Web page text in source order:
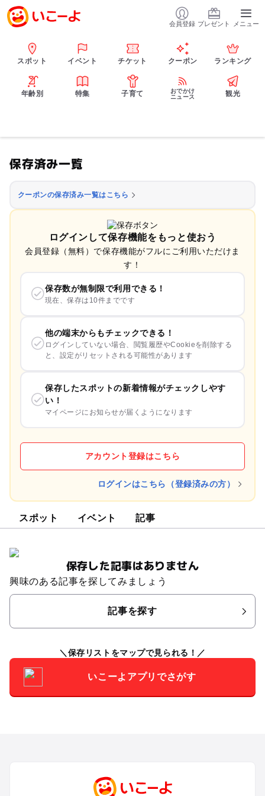
会員登録 プレゼント メニュー
スポット イベント チケット クーポン ランキング
年齢別 特集 子育て
おでかけ
ニュース
観光
保存済み一覧
クーポンの保存済み一覧はこちら
ログインして保存機能をもっと使おう
会員登録（無料）で保存機能がフルにご利用いただけま
す！
保存数が無制限で利用できる！
現在、保存は10件までです
他の端末からもチェックできる！
ログインしていない場合、閲覧履歴やCookieを削除する
と、設定がリセットされる可能性があります
保存したスポットの新着情報がチェックしやす
い！
マイページにお知らせが届くようになります
アカウント登録はこちら
ログインはこちら（登録済みの方）
スポット イベント 記事
保存した記事はありません
興味のある記事を探してみましょう
記事を探す
保存リストをマップで見られる！
いこーよアプリでさがす